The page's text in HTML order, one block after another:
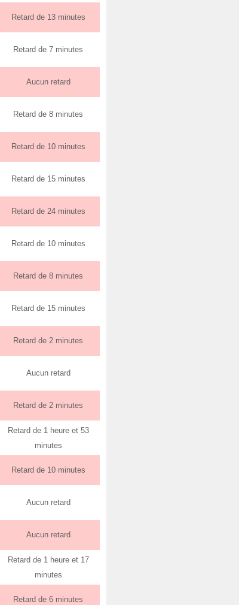
Retard de 13 minutes
Retard de 7 minutes
Aucun retard
Retard de 8 minutes
Retard de 10 minutes
Retard de 15 minutes
Retard de 24 minutes
Retard de 10 minutes
Retard de 8 minutes
Retard de 15 minutes
Retard de 2 minutes
Aucun retard
Retard de 2 minutes
Retard de 1 heure et 53
minutes
Retard de 10 minutes
Aucun retard
Aucun retard
Retard de 1 heure et 17
minutes
Retard de 6 minutes